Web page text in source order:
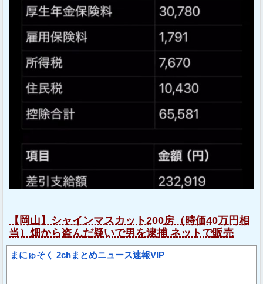
【岡山】シャインマスカット200房（時価40万円相
当）畑から盗んだ疑いで男を逮捕 ネットで販売
まにゅそく 2chまとめニュース速報VIP